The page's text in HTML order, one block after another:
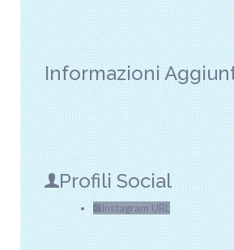
Informazioni
Profili Social
Instagram URL